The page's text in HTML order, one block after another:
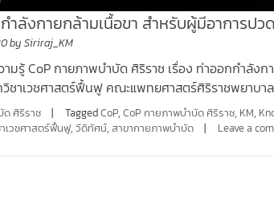
ลังกายกล้ามเนื้อขา สำหรับผู้มีอาการปว
bySiriraj_KM
ามรู้ CoP กายภาพบำบัด ศิริราช เรื่อง ท่าออกกำลัง
ชาเวชศาสตร์ฟื้นฟู คณะแพทยศาสตร์ศิริราชพยาบา
ศิริราช TaggedCoP,CoP กายภาพบำบัด ศิริราช, KM,
เวชศาสตร์ฟื้นฟู,วีดิทัศน์,สาขากายภาพบำบัด Leave a